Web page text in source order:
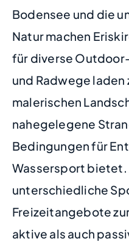
Bodensee und die
Natur machen
für diverse
und Radwege laden
malerischen
nahegelegene
Bedingungen für
Wassersport bietet.
unterschiedliche
Freizeitangebote
aktive als auch